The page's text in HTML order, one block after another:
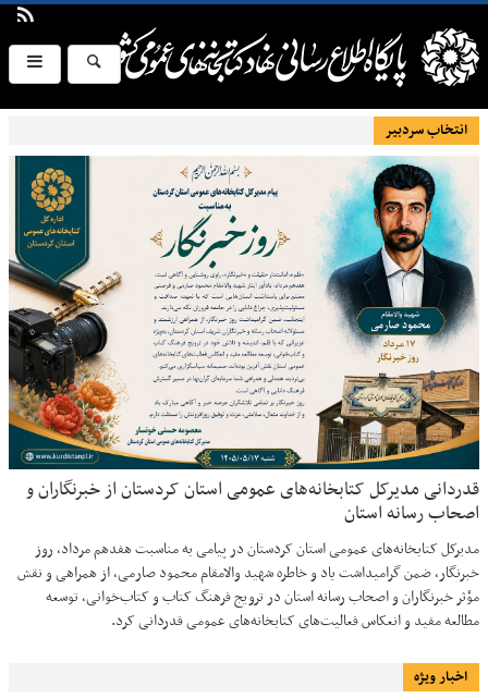
انتخاب سردبیر
قدردانی مدیرکل کتابخانه‌های عمومی استان کردستان از خبرنگاران و
اصحاب رسانه استان
مدیرکل کتابخانه‌های عمومی استان کردستان در پیامی به مناسبت هفدهم مرداد، روز
خبرنگار، ضمن گرامیداشت یاد و خاطره شهید والامقام محمود صارمی، از همراهی و نقش
مؤثر خبرنگاران و اصحاب رسانه استان در ترویج فرهنگ کتاب و کتاب‌خوانی، توسعه
مطالعه مفید و انعکاس فعالیت‌های کتابخانه‌های عمومی قدردانی کرد.
اخبار ویژه